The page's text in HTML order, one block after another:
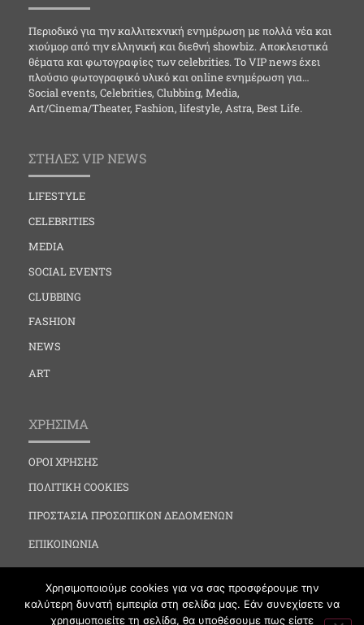
Περιοδικό για την καλλιτεχνική ενημέρωση με πολλά νέα και
χιούμορ από την ελληνική και διεθνή showbiz. Αποκλειστικά
θέματα και φωτογραφίες των celebrities. Το VIP news έχει
πλούσιο φωτογραφικό υλικό και online ενημέρωση για…
Social events, Celebrities, Clubbing, Media,
Art/Cinema/Theater, Fashion, lifestyle, Astra, Best Life.
ΣΤΗΛΕΣ VIP NEWS
LIFESTYLE
CELEBRITIES
MEDIA
SOCIAL EVENTS
CLUBBING
FASHION
NEWS
ART
ΧΡΗΣΙΜΑ
ΟΡΟΙ ΧΡΗΣΗΣ
ΠΟΛΙΤΙΚΗ COOKIES
ΠΡΟΣΤΑΣΙΑ ΠΡΟΣΩΠΙΚΩΝ ΔΕΔΟΜΕΝΩΝ
ΕΠΙΚΟΙΝΩΝΙΑ
Χρησιμοποιούμε cookies για να σας προσφέρουμε την
καλύτερη δυνατή εμπειρία στη σελίδα μας. Εάν συνεχίσετε να
χρησιμοποιείτε τη σελίδα, θα υποθέσουμε πως είστε